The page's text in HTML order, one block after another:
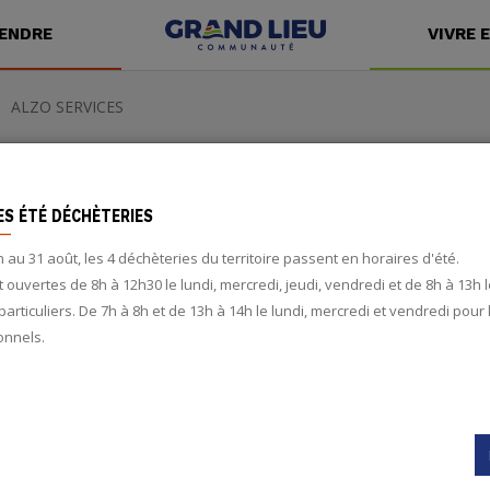
VIVRE
ÉTÉ DÉCHÈTERIES
au 31 août, les 4 déchèteries du territoire passent en horaires d'été.
ouvertes de 8h à 12h30 le lundi, mercredi, jeudi, vendredi et de 8h à 13h
De 7h à 8h et de 13h à 14h le lundi, mercredi et vendredi pour
ALZO SERVICES